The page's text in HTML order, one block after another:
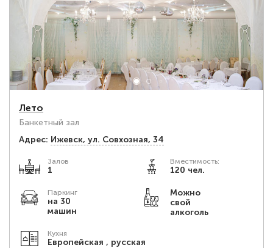
Лето
Банкетный зал
Адрес: Ижевск, ул. Совхозная, 34
Залов
1
Вместимость:
120 чел.
Паркинг
на 30
машин
Можно
свой
алкоголь
Кухня
Европейская , русская